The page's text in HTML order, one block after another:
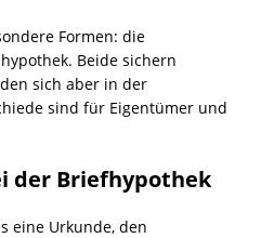
Formen: die
Beide sichern
sich aber in der
sind für Eigentümer und
der Briefhypothek
eine Urkunde, den